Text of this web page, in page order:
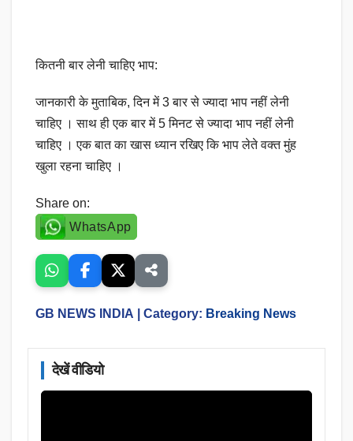
कितनी बार लेनी चाहिए भाप:
जानकारी के मुताबिक, दिन में 3 बार से ज्यादा भाप नहीं लेनी
चाहिए ‌। साथ ही एक बार में 5 मिनट से ज्यादा भाप नहीं लेनी
चाहिए ‌। एक बात का खास ध्यान रखिए कि भाप लेते वक्त मुंह
खुला रहना चाहिए ।
Share on:
WhatsApp
GB NEWS INDIA | Category: Breaking News
देखें वीडियो